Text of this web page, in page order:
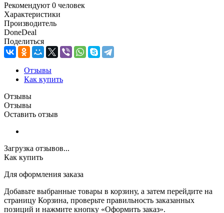
Рекомендуют 0 человек
Характеристики
Производитель
DoneDeal
Поделиться
Отзывы
Как купить
Отзывы
Отзывы
Оставить отзыв
Загрузка отзывов...
Как купить
Для оформления заказа
Добавьте выбранные товары в корзину, а затем перейдите на
страницу Корзина, проверьте правильность заказанных
позиций и нажмите кнопку «Оформить заказ».